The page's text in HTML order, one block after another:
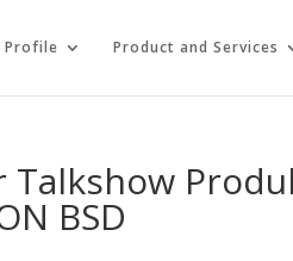
Profile Product and Services
Talkshow
BSD